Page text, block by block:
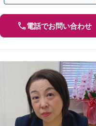
電話でお問い合わせ